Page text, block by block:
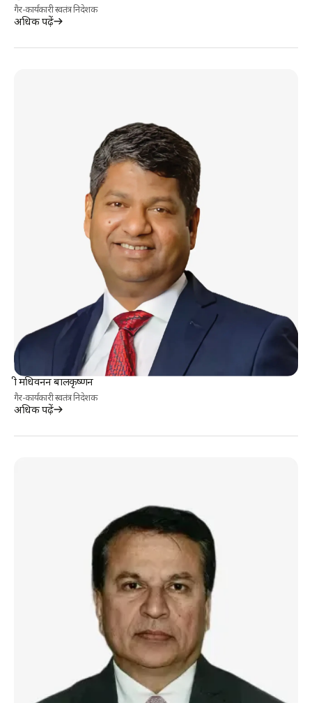
गैर-कार्यकारी स्वतंत्र निदेशक
अधिक पढ़ें
श्री मधिवनन बालकृष्णन
गैर-कार्यकारी स्वतंत्र निदेशक
अधिक पढ़ें